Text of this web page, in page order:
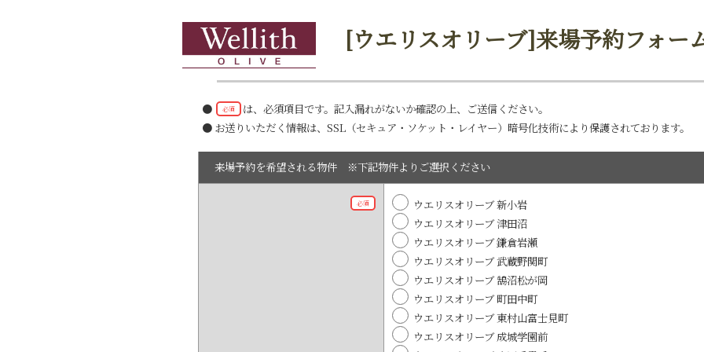
[ウエリスオリーブ]来場予約フォー
● 必須
は、必須項目です。記入漏れがないか確認の上、ご送信ください。
● お送りいただく情報は、SSL（セキュア・ソケット・レイヤー）暗号化技術により保護されております。
来場予約を希望される物件 ※下記物件よりご選択ください
必須
ウエリスオリーブ 新小岩
ウエリスオリーブ 津田沼
ウエリスオリーブ 鎌倉岩瀬
ウエリスオリーブ 武蔵野関町
ウエリスオリーブ 鵠沼松が岡
ウエリスオリーブ 町田中町
ウエリスオリーブ 東村山富士見町
ウエリスオリーブ 成城学園前